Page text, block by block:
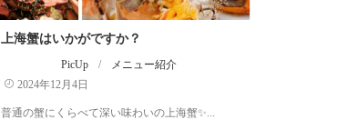
上海蟹はいかがですか？
PicUp /
メニュー紹介
2024年12月4日
普通の蟹にくらべて深い味わいの上海蟹✨️...